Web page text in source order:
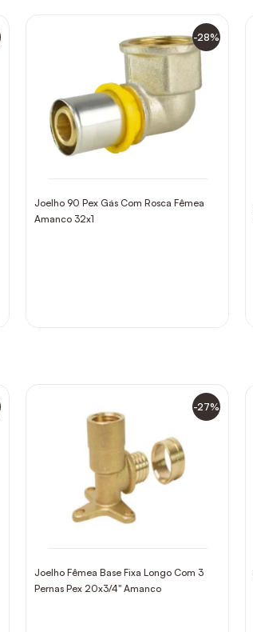
-28%
Joelho 90 Pex Gás Com Rosca Fêmea
Amanco 32x1
-27%
Joelho Fêmea Base Fixa Longo Com 3
Pernas Pex 20x3/4" Amanco